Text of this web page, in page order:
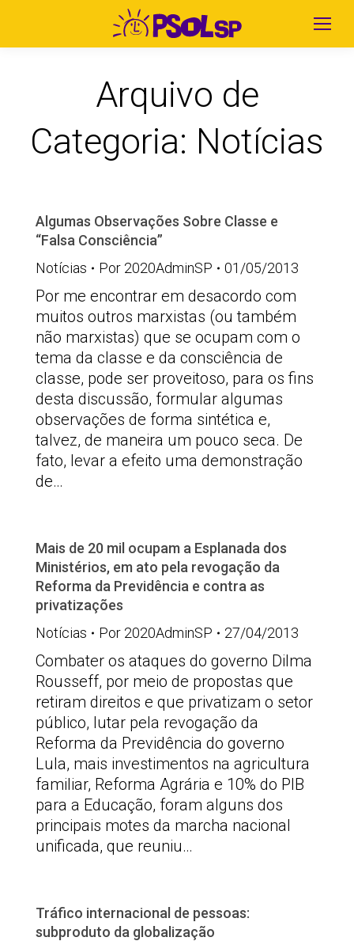
Arquivo de
Categoria: Notícias
Algumas Observações Sobre Classe e
“Falsa Consciência”
Notícias
Por 2020AdminSP 01/05/2013
Por me encontrar em desacordo com
muitos outros marxistas (ou também
não marxistas) que se ocupam com o
tema da classe e da consciência de
classe, pode ser proveitoso, para os fins
desta discussão, formular algumas
observações de forma sintética e,
talvez, de maneira um pouco seca. De
fato, levar a efeito uma demonstração
de…
Mais de 20 mil ocupam a Esplanada dos
Ministérios, em ato pela revogação da
Reforma da Previdência e contra as
privatizações
Notícias
Por 2020AdminSP 27/04/2013
Combater os ataques do governo Dilma
Rousseff, por meio de propostas que
retiram direitos e que privatizam o setor
público, lutar pela revogação da
Reforma da Previdência do governo
Lula, mais investimentos na agricultura
familiar, Reforma Agrária e 10% do PIB
para a Educação, foram alguns dos
principais motes da marcha nacional
unificada, que reuniu…
Tráfico internacional de pessoas:
subproduto da globalização